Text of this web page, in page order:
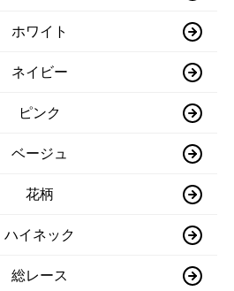
ホワイト
ネイビー
ピンク
ベージュ
花柄
ハイネック
総レース